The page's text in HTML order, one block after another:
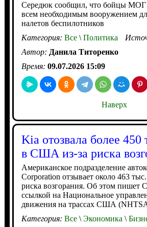
Середюк сообщил, что бойцы МОГ
всем необходимым вооружением
налетов беспилотников
Категория: Все\Политика
Автор: Данила Титоренко
Время: 09.07.2026 15:09
Наверх
Kia отозвала более
в США из-за риска
Американское подразделение
Corporation отзывает около 463
риска возгорания. Об этом пишет
ссылкой на Национальное
движения на трассах США
Категория: Все\Экономика\